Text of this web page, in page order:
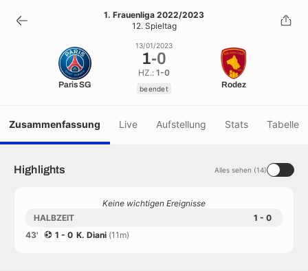
1-0
beendet
1. Frauenliga 2022/2023
12. Spieltag
Paris SG
13/01/2023
1-0
HZ.: 1-0
beendet Rodez
Zusammenfassung Live Aufstellung Stats Tabelle
Highlights Alles sehen (14)
Keine wichtigen Ereignisse
HALBZEIT
1 - 0
43'
1 - 0 K. Diani (11m)